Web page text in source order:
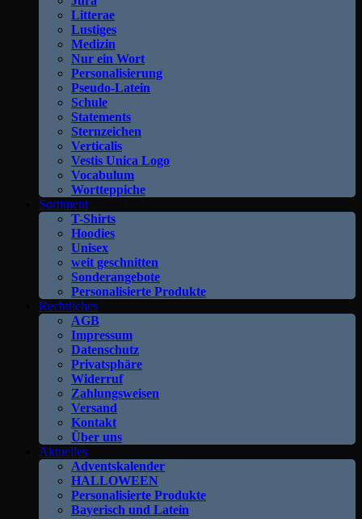
Litterae
Lustiges
Medizin
Nur ein Wort
Personalisierung
Pseudo-Latein
Schule
Statements
Sternzeichen
Verticalis
Vestis Unica Logo
Vocabulum
Wortteppiche
Sortiment
T-Shirts
Hoodies
Unisex
weit geschnitten
Sonderangebote
Personalisierte Produkte
Rechtliches
AGB
Impressum
Datenschutz
Privatsphäre
Widerruf
Zahlungsweisen
Versand
Kontakt
Über uns
Aktuelles
Adventskalender
HALLOWEEN
Personalisierte Produkte
Bayerisch und Latein